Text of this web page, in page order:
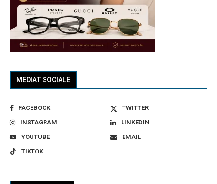
MEDIAT SOCIALE
FACEBOOK
TWITTER
INSTAGRAM
LINKEDIN
YOUTUBE
EMAIL
TIKTOK